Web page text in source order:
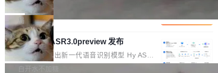
代码检索手段（如关键词匹配、目录遍历）仅能
在语法层面完成文本定位，难以触及代码的语义
内涵与结构关联，导致开发者使用代码智能体在
理解大规模代码仓时面临显著"代码仓理解"瓶
颈。 代码仓深度理解服务（以下简称" CodeBas
e深度理解服务"）是华为云码道（CodeA...
短剧部门，有互联网大厂背景。在公司内部架构
调整期间，部门三次通知全员将数据从A集群迁
移到B集群，王某都回复了"收到"。 他没有迁移
数据。2024年9月3日下午4点，他使用此前登录
的账号密码进入A集群，输入了一条被程序员圈
称为"删库跑路"的命令——最高管理员权限、无
che 量化 + 权重压缩，吞吐量提升 4
1%，成本降 30%
Kimi 和 GLM 是当前最强的大模型系列之一，但
它们有一个共同的问题：太吃显存了。月之暗面
的 Kimi K 系列和智谱的 GLM 都是长上下文、M
oE 架构的大模型，好用到让人上瘾，但 GPU 显
存永远不够用。 Cloudflare 的 Workers AI 团队
一直在跑这些模型的推理。他们在官方博客上发
局
腾讯混元 Hy ASR3.0preview 发布
腾讯混元正式推出新一代语音识别模型 Hy ASR
3.0preview。基于最新一代大语言模型 Hy3 的
白开水不加糖